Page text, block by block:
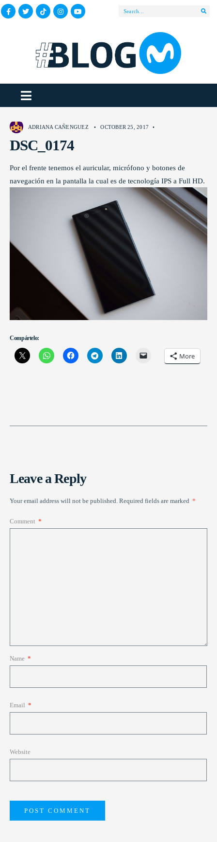
ADRIANA CAÑENGUEZ • OCTOBER 25, 2017 •
DSC_0174
Por el frente tenemos el auricular, micrófono y botones de
navegación en la pantalla la cual es de tecnología IPS a Full HD.
Compártelo:
More
Leave a Reply
Your email address will not be published. Required fields are marked *
Comment *
Name *
Email *
Website